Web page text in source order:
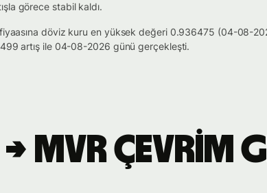
görece stabil kaldı.
döviz kuru en yüksek değeri 0.936475 (04-08-
artış ile 04-08-2026 günü gerçekleşti.
→ MVR çevrim